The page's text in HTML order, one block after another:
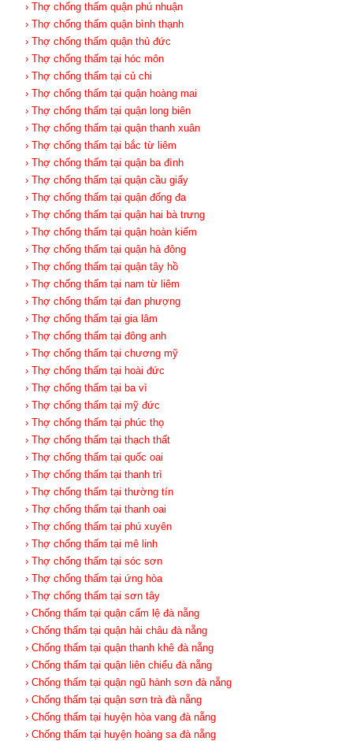
› Thợ chống thấm quận phú nhuận
› Thợ chống thấm quận bình thạnh
› Thợ chống thấm quận thủ đức
› Thợ chống thấm tại hóc môn
› Thợ chống thấm tại củ chi
› Thợ chống thấm tại quận hoàng mai
› Thợ chống thấm tại quận long biên
› Thợ chống thấm tại quận thanh xuân
› Thợ chống thấm tại bắc từ liêm
› Thợ chống thấm tại quận ba đình
› Thợ chống thấm tại quận cầu giấy
› Thợ chống thấm tại quận đống đa
› Thợ chống thấm tại quận hai bà trưng
› Thợ chống thấm tại quận hoàn kiếm
› Thợ chống thấm tại quận hà đông
› Thợ chống thấm tại quận tây hồ
› Thợ chống thấm tại nam từ liêm
› Thợ chống thấm tại đan phượng
› Thợ chống thấm tại gia lâm
› Thợ chống thấm tại đông anh
› Thợ chống thấm tại chương mỹ
› Thợ chống thấm tại hoài đức
› Thợ chống thấm tại ba vì
› Thợ chống thấm tại mỹ đức
› Thợ chống thấm tại phúc thọ
› Thợ chống thấm tại thạch thất
› Thợ chống thấm tại quốc oai
› Thợ chống thấm tại thanh trì
› Thợ chống thấm tại thường tín
› Thợ chống thấm tại thanh oai
› Thợ chống thấm tại phú xuyên
› Thợ chống thấm tại mê linh
› Thợ chống thấm tại sóc sơn
› Thợ chống thấm tại ứng hòa
› Thợ chống thấm tại sơn tây
› Chống thấm tại quận cẩm lệ đà nẵng
› Chống thấm tại quận hải châu đà nẵng
› Chống thấm tại quận thanh khê đà nẵng
› Chống thấm tại quận liên chiểu đà nẵng
› Chống thấm tại quận ngũ hành sơn đà nẵng
› Chống thấm tại quận sơn trà đà nẵng
› Chống thấm tại huyện hòa vang đà nẵng
› Chống thấm tại huyện hoàng sa đà nẵng